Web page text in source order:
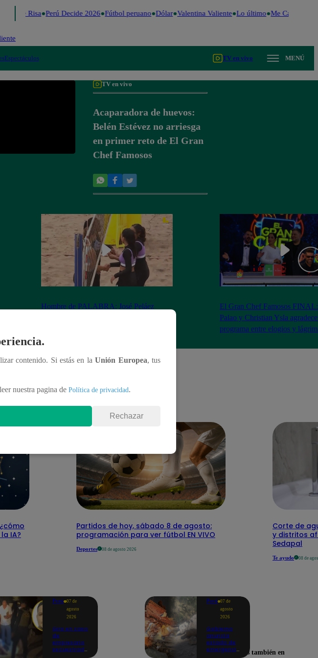
de Risa Perú Decide 2026 Fútbol peruano Dólar Valentina Valiente Lo último Me Caigo de
Espectáculos TV en vivo MENÚ
TV en vivo
Acaparadora de huevos:
Belén Estévez no arriesga
en primer reto de El Gran
Chef Famosos
Hombre de PALABRA: José Peláez
El Gran Chef Famosos
Palao y Christian Ysla
programa entre elogios y
IA?
Partidos de hoy, sábado 8 de agosto:
programación para ver fútbol EN VIVO
Deportes 08 de agosto 2026
Corte de
y distritos
Sedapal
Te ayudo 08 de
Perú 07 de
agosto
2026
Giro en caso
de
empresario
secuestrado
Perú 07 de
agosto
2026
Gobierno
anuncia
estado de
emergencia
contenido. Si estás en laUnión Europea, tus
nuestra pagina de Política de privacidad.
Rechazar
Encuéntranos también en